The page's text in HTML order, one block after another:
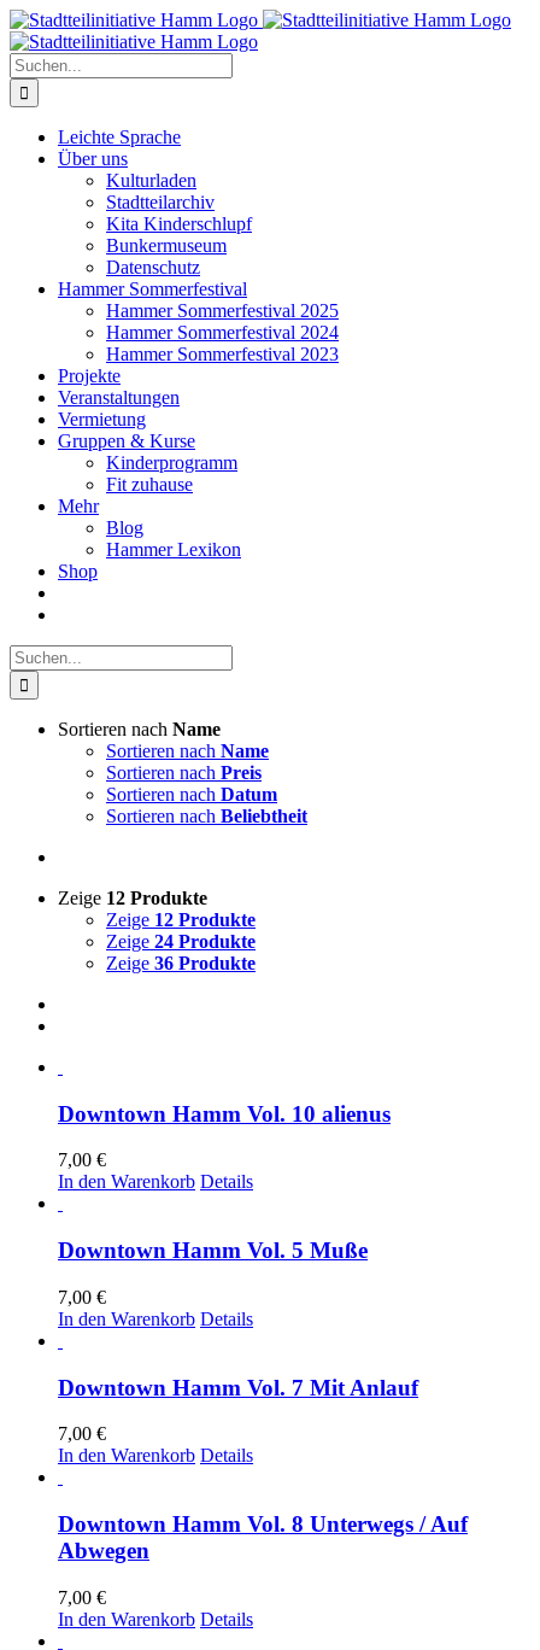
Zum
Inhalt
springen
Suche
nach:
Leichte Sprache
Über uns
Kulturladen
Stadtteilarchiv
Kita Kinderschlupf
Bunkermuseum
Datenschutz
Hammer Sommerfestival
Hammer Sommerfestival 2025
Hammer Sommerfestival 2024
Hammer Sommerfestival 2023
Projekte
Veranstaltungen
Vermietung
Gruppen & Kurse
Kinderprogramm
Fit zuhause
Mehr
Blog
Hammer Lexikon
Shop
Suche
nach:
Sortieren nach Name
Sortieren nach Name
Sortieren nach Preis
Sortieren nach Datum
Sortieren nach Beliebtheit
Zeige 12 Produkte
Zeige 12 Produkte
Zeige 24 Produkte
Zeige 36 Produkte
Downtown Hamm Vol. 10 alienus
7,00 €
In den Warenkorb Details
Downtown Hamm Vol. 5 Muße
7,00 €
In den Warenkorb Details
Downtown Hamm Vol. 7 Mit Anlauf
7,00 €
In den Warenkorb Details
Downtown Hamm Vol. 8 Unterwegs / Auf
Abwegen
7,00 €
In den Warenkorb Details